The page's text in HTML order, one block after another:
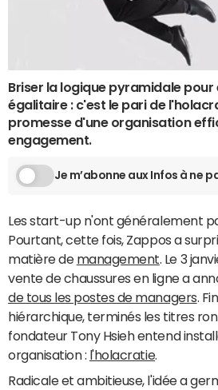
Briser la logique pyramidale pour
égalitaire : c'est le pari de
promesse d'une organisation
engagement.
Je m’abonne aux Infos à ne
Les start-up n'ont généralement
Pourtant, cette fois, Zappos a
matière de management . Le 3
vente de chaussures en ligne a
de tous les postes de managers .
hiérarchique, terminés les titres
fondateur Tony Hsieh entend
organisation : l'holacratie.
Radicale et ambitieuse, l'idée a